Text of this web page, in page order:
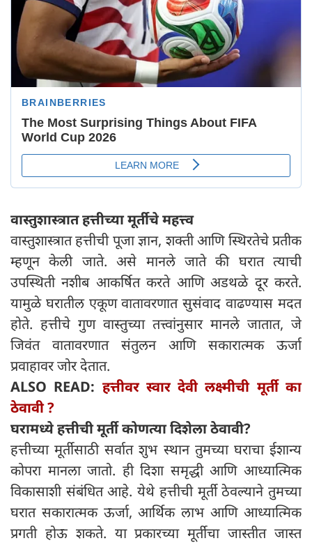
वास्तुशास्त्रात हत्तीच्या मूर्तीचे महत्त्व
वास्तुशास्त्रात हत्तीची पूजा ज्ञान, शक्ती आणि स्थिरतेचे प्रतीक
म्हणून केली जाते. असे मानले जाते की घरात त्याची
उपस्थिती नशीब आकर्षित करते आणि अडथळे दूर करते.
यामुळे घरातील एकूण वातावरणात सुसंवाद वाढण्यास मदत
होते. हत्तीचे गुण वास्तुच्या तत्त्वांनुसार मानले जातात, जे
जिवंत वातावरणात संतुलन आणि सकारात्मक ऊर्जा
प्रवाहावर जोर देतात.
ALSO READ: हत्तीवर स्वार देवी लक्ष्मीची मूर्ती का
ठेवावी ?
घरामध्ये हत्तीची मूर्ती कोणत्या दिशेला ठेवावी?
हत्तीच्या मूर्तीसाठी सर्वात शुभ स्थान तुमच्या घराचा ईशान्य
कोपरा मानला जातो. ही दिशा समृद्धी आणि आध्यात्मिक
विकासाशी संबंधित आहे. येथे हत्तीची मूर्ती ठेवल्याने तुमच्या
घरात सकारात्मक ऊर्जा, आर्थिक लाभ आणि आध्यात्मिक
प्रगती होऊ शकते. या प्रकारच्या मूर्तीचा जास्तीत जास्त